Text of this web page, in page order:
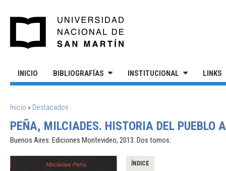
INICIO BIBLIOGRAFÍAS INSTITUCIONAL LINKS
SE ENCUENTRA USTED AQUÍ
Inicio » Destacados
PEÑA, MILCIADES. HISTORIA DEL PUEBLO
Buenos Aires: Ediciones Montevideo, 2013. Dos tomos.
ÍNDICE